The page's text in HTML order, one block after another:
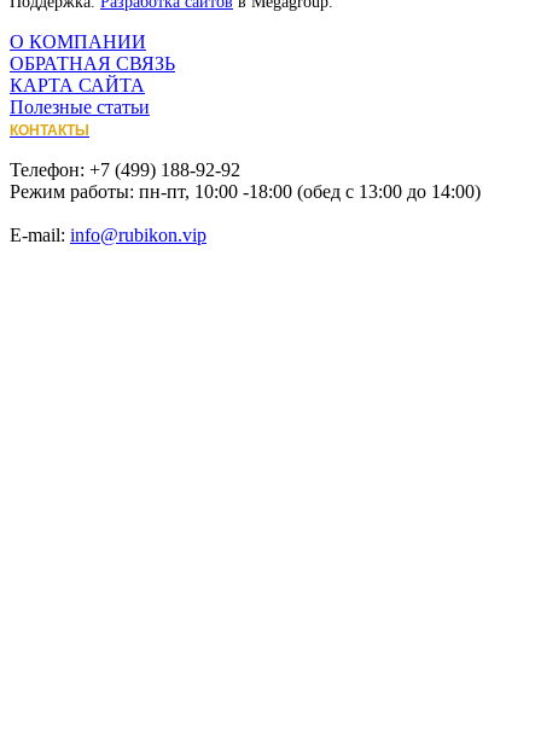
О КОМПАНИИ
ОБРАТНАЯ СВЯЗЬ
КАРТА САЙТА
Полезные статьи
КОНТАКТЫ
Телефон: +7 (499) 188-92-92
Режим работы: пн-пт, 10:00 -18:00 (обед с 13:00 до 14:00)
E-mail: info@rubikon.vip